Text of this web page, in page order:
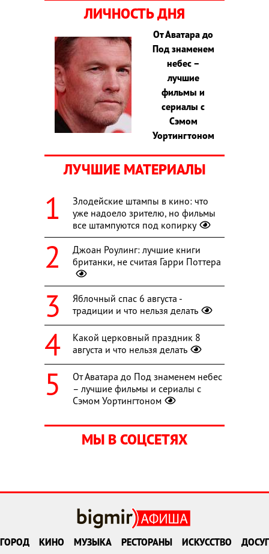
ЛИЧНОСТЬ ДНЯ
От Аватара до
Под знаменем
небес –
лучшие
фильмы и
сериалы с
Сэмом
Уортингтоном
ЛУЧШИЕ МАТЕРИАЛЫ
Злодейские штампы в кино: что
уже надоело зрителю, но фильмы
все штампуются под копирку
Джоан Роулинг: лучшие книги
британки, не считая Гарри Поттера
Яблочный спас 6 августа -
традиции и что нельзя делать
Какой церковный праздник 8
августа и что нельзя делать
От Аватара до Под знаменем небес
– лучшие фильмы и сериалы с
Сэмом Уортингтоном
МЫ В СОЦСЕТЯХ
ГОРОД КИНО МУЗЫКА РЕСТОРАНЫ ИСКУССТВО ДОСУГ